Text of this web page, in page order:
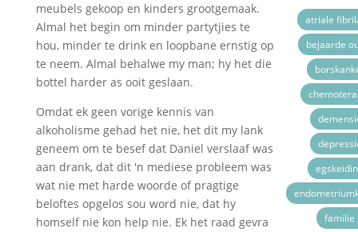
meubels gekoop en kinders grootgemaak.
Almal het begin om minder partytjies te
hou, minder te drink en loopbane ernstig op
te neem. Almal behalwe my man; hy het die
bottel harder as ooit geslaan.
Omdat ek geen vorige kennis van
alkoholisme gehad het nie, het dit my lank
geneem om te besef dat Daniel verslaaf was
aan drank, dat dit 'n mediese probleem was
wat nie met harde woorde of pragtige
beloftes opgelos sou word nie, dat hy
homself nie kon help nie. Ek het raad gevra
atriale
bejaarde
familie